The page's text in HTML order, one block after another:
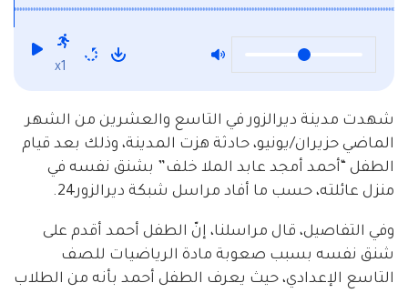
x1
شهدت مدينة ديرالزور في التاسع والعشرين من الشهر
الماضي حزيران/يونيو، حادثة هزت المدينة، وذلك بعد قيام
الطفل “أحمد أمجد عابد الملا خلف” بشنق نفسه في
منزل عائلته، حسب ما أفاد مراسل شبكة ديرالزور24.
وفي التفاصيل، قال مراسلنا، إنّ الطفل أحمد أقدم على
شنق نفسه بسبب صعوبة مادة الرياضيات للصف
التاسع الإعدادي، حيث يعرف الطفل أحمد بأنه من الطلاب